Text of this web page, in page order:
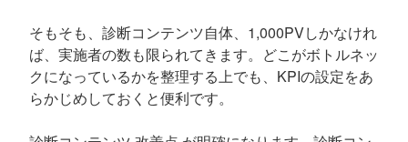
そもそも、診断コンテンツ自体、1,000PVしかなけれ
ば、実施者の数も限られてきます。どこがボトルネッ
クになっているかを整理する上でも、KPIの設定をあ
らかじめしておくと便利です。